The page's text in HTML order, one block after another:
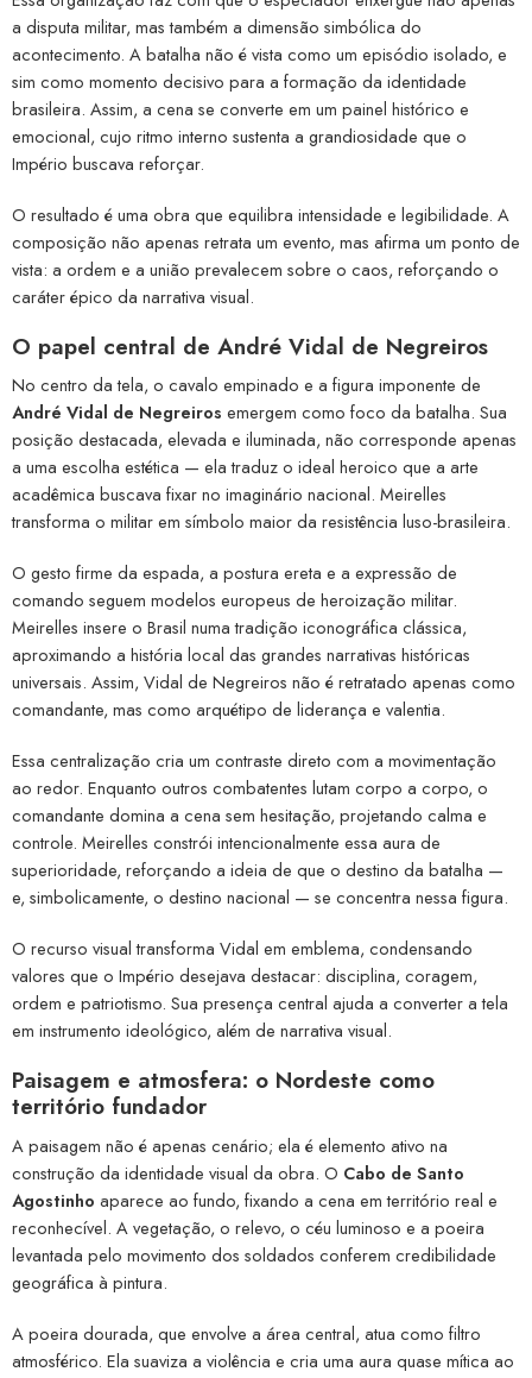
a disputa militar, mas também a dimensão simbólica do
acontecimento. A batalha não é vista como um episódio isolado, e
sim como momento decisivo para a formação da identidade
brasileira. Assim, a cena se converte em um painel histórico e
emocional, cujo ritmo interno sustenta a grandiosidade que o
Império buscava reforçar.
O resultado é uma obra que equilibra intensidade e legibilidade. A
composição não apenas retrata um evento, mas afirma um ponto de
vista: a ordem e a união prevalecem sobre o caos, reforçando o
caráter épico da narrativa visual.
O papel central de André Vidal de Negreiros
No centro da tela, o cavalo empinado e a figura imponente de
André Vidal de Negreiros emergem como foco da batalha. Sua
posição destacada, elevada e iluminada, não corresponde apenas
a uma escolha estética — ela traduz o ideal heroico que a arte
acadêmica buscava fixar no imaginário nacional. Meirelles
transforma o militar em símbolo maior da resistência luso-brasileira.
O gesto firme da espada, a postura ereta e a expressão de
comando seguem modelos europeus de heroização militar.
Meirelles insere o Brasil numa tradição iconográfica clássica,
aproximando a história local das grandes narrativas históricas
universais. Assim, Vidal de Negreiros não é retratado apenas como
comandante, mas como arquétipo de liderança e valentia.
Essa centralização cria um contraste direto com a movimentação
ao redor. Enquanto outros combatentes lutam corpo a corpo, o
comandante domina a cena sem hesitação, projetando calma e
controle. Meirelles constrói intencionalmente essa aura de
superioridade, reforçando a ideia de que o destino da batalha —
e, simbolicamente, o destino nacional — se concentra nessa figura.
O recurso visual transforma Vidal em emblema, condensando
valores que o Império desejava destacar: disciplina, coragem,
ordem e patriotismo. Sua presença central ajuda a converter a tela
em instrumento ideológico, além de narrativa visual.
Paisagem e atmosfera: o Nordeste como
território fundador
A paisagem não é apenas cenário; ela é elemento ativo na
construção da identidade visual da obra. O Cabo de Santo
Agostinho aparece ao fundo, fixando a cena em território real e
reconhecível. A vegetação, o relevo, o céu luminoso e a poeira
levantada pelo movimento dos soldados conferem credibilidade
geográfica à pintura.
A poeira dourada, que envolve a área central, atua como filtro
atmosférico. Ela suaviza a violência e cria uma aura quase mítica ao